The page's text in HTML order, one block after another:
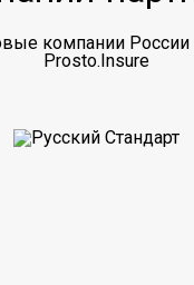
компании России
Prosto.Insure